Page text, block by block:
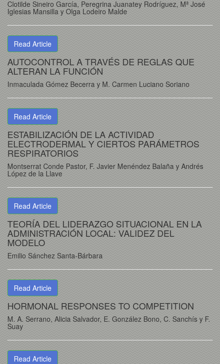
Clotilde Sineiro García, Peregrina Juanatey Rodríguez, Mª José
Iglesias Mansilla y Olga Lodeiro Malde
Read Article
AUTOCONTROL A TRAVÉS DE REGLAS QUE
ALTERAN LA FUNCIÓN
Inmaculada Gómez Becerra y M. Carmen Luciano Soriano
Read Article
ESTABILIZACIÓN DE LA ACTIVIDAD
ELECTRODERMAL Y CIERTOS PARÁMETROS
RESPIRATORIOS
Montserrat Conde Pastor, F. Javier Menéndez Balaña y Andrés
López de la Llave
Read Article
TEORÍA DEL LIDERAZGO SITUACIONAL EN LA
ADMINISTRACIÓN LOCAL: VALIDEZ DEL
MODELO
Emilio Sánchez Santa-Bárbara
Read Article
HORMONAL RESPONSES TO COMPETITION
M. A. Serrano, Alicia Salvador, E. González Bono, C. Sanchís y F.
Suay
Read Article